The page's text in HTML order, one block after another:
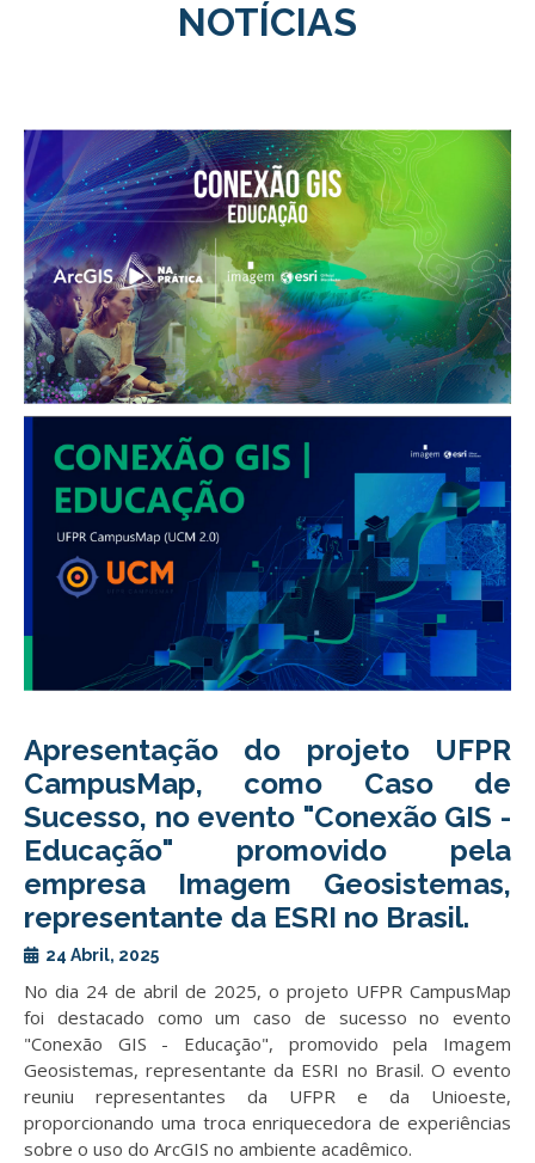
NOTÍCIAS
Apresentação do projeto UFPR
CampusMap, como Caso de
Sucesso, no evento "Conexão GIS -
Educação" promovido pela
empresa Imagem Geosistemas,
representante da ESRI no Brasil.
24 Abril, 2025
No dia 24 de abril de 2025, o projeto UFPR CampusMap
foi destacado como um caso de sucesso no evento
"Conexão GIS - Educação", promovido pela Imagem
Geosistemas, representante da ESRI no Brasil. O evento
reuniu representantes da UFPR e da Unioeste,
proporcionando uma troca enriquecedora de experiências
sobre o uso do ArcGIS no ambiente acadêmico.